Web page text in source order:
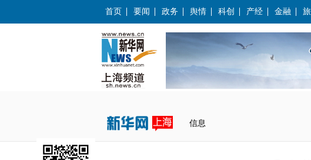
首页 要闻 政务 舆情 科创 产经 金融
信息